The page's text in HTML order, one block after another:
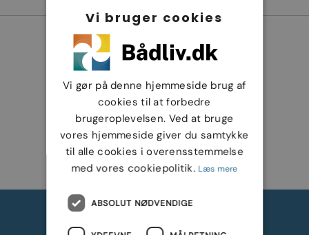
Vi bruger cookies
Vi gør på denne hjemmeside brug af
cookies til at forbedre
brugeroplevelsen. Ved at bruge
vores hjemmeside giver du samtykke
til alle cookies i overensstemmelse
med vores cookiepolitik. Læs mere
ABSOLUT NØDVENDIGE